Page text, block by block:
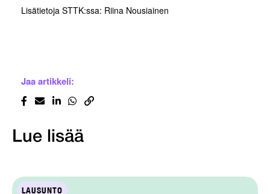
Lisätietoja STTK:ssa: Riina Nousiainen
Jaa artikkeli:
Lue lisää
LAUSUNTO